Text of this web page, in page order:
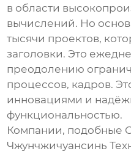
в области
вычислений. Но
тысячи проектов,
заголовки. Это
преодолению
процессов, кадров.
инновациями и
функциональностью.
Компании, подобные
Чжунчжичуансинь